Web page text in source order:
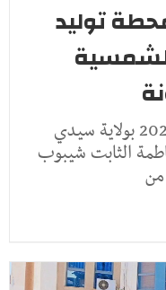
توليد
أشرفت اليوم الثلاثاء 21 افريل 2026 بولاية سيدي
الثابت شيبوب